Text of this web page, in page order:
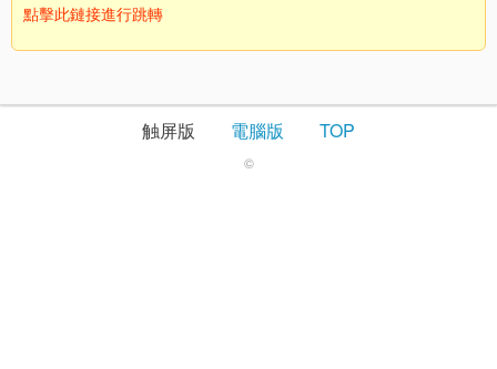
點擊此鏈接進行跳轉
触屏版 電腦版 TOP
©